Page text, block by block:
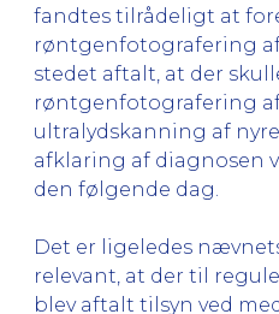
fandtes tilrådeligt at
røntgenfotografering
stedet aftalt, at der
røntgenfotografering
ultralydskanning af
afklaring af diagnosen
den følgende dag.
Det er ligeledes
relevant, at der til
blev aftalt tilsyn ved